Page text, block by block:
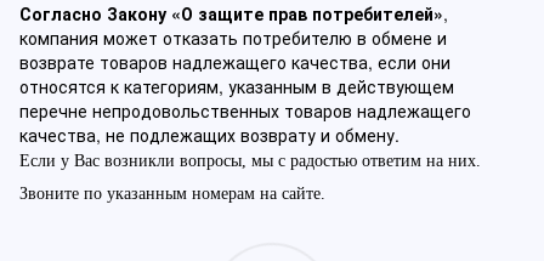
Согласно Закону «О защите прав потребителей»,
компания может отказать потребителю в обмене и
возврате товаров надлежащего качества, если они
относятся к категориям, указанным в действующем
перечне непродовольственных товаров надлежащего
качества, не подлежащих возврату и обмену.
Если у Вас возникли вопросы, мы с радостью ответим на них.
Звоните по указанным номерам на сайте.